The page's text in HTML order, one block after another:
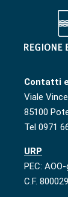
Contatti
Viale
85100
Tel 0971
URP
PEC:
C.F.